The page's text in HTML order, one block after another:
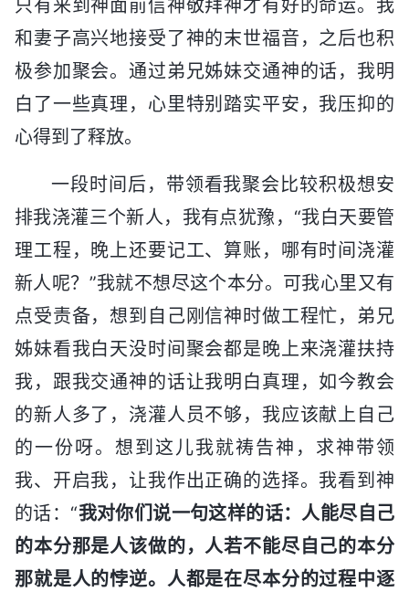
只有来到神面前信神敬拜神才有好的命运。我
和妻子高兴地接受了神的末世福音，之后也积
极参加聚会。通过弟兄姊妹交通神的话，我明
白了一些真理，心里特别踏实平安，我压抑的
心得到了释放。
一段时间后，带领看我聚会比较积极想安
排我浇灌三个新人，我有点犹豫，“我白天要管
理工程，晚上还要记工、算账，哪有时间浇灌
新人呢？”我就不想尽这个本分。可我心里又有
点受责备，想到自己刚信神时做工程忙，弟兄
姊妹看我白天没时间聚会都是晚上来浇灌扶持
我，跟我交通神的话让我明白真理，如今教会
的新人多了，浇灌人员不够，我应该献上自己
的一份呀。想到这儿我就祷告神，求神带领
我、开启我，让我作出正确的选择。我看到神
的话：“我对你们说一句这样的话：人能尽自己
的本分那是人该做的，人若不能尽自己的本分
那就是人的悖逆。人都是在尽本分的过程中逐